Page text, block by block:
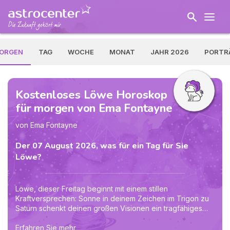
TAG WOCHE MONAT JAHR 2026
Kostenloses Löwe Horoskop
für morgen von Ema Fontayne
von Ema Fontayne
Der 07 August 2026, was für ein Tag für Sie
Löwe?
Löwe, dieser Freitag beginnt mit einem stillen
Kraftversprechen: Sonne in deinem Zeichen im Trigon zu
Saturn schenkt deinen großen Visionen ein tragfähiges
Fundament. Nach dem Mondwechsel in die Zwillinge
kommt Schwung in Gespräche, Verabredungen und
Erfahren Sie mehr